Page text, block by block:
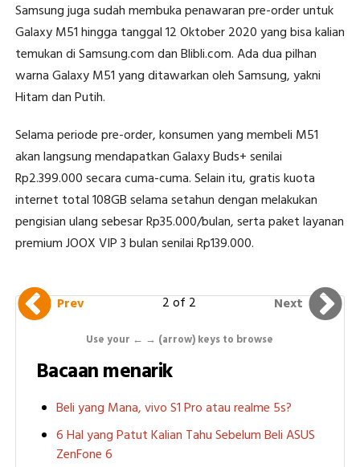
Samsung juga sudah membuka penawaran pre-order untuk
Galaxy M51 hingga tanggal 12 Oktober 2020 yang bisa kalian
temukan di Samsung.com dan Blibli.com. Ada dua pilhan
warna Galaxy M51 yang ditawarkan oleh Samsung, yakni
Hitam dan Putih.
Selama periode pre-order, konsumen yang membeli M51
akan langsung mendapatkan Galaxy Buds+ senilai
Rp2.399.000 secara cuma-cuma. Selain itu, gratis kuota
internet total 108GB selama setahun dengan melakukan
pengisian ulang sebesar Rp35.000/bulan, serta paket layanan
premium JOOX VIP 3 bulan senilai Rp139.000.
Prev 2 of 2 Next
Use your ← → (arrow) keys to browse
Bacaan menarik
Beli yang Mana, vivo S1 Pro atau realme 5s?
6 Hal yang Patut Kalian Tahu Sebelum Beli ASUS
ZenFone 6